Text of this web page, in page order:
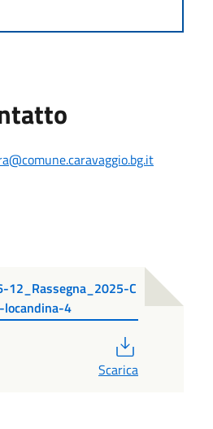
12_Rassegna_2025-C
locandina-4
Scarica